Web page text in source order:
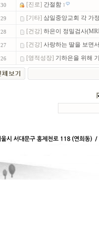
30 [진로] 간절함 1
29 [기타] 삼일중앙교회 각 가
28 [건강] 하은이 정밀검사
27 [건강] 사랑하는 딸을 보면
26 [영적성장] 기하은을 위해